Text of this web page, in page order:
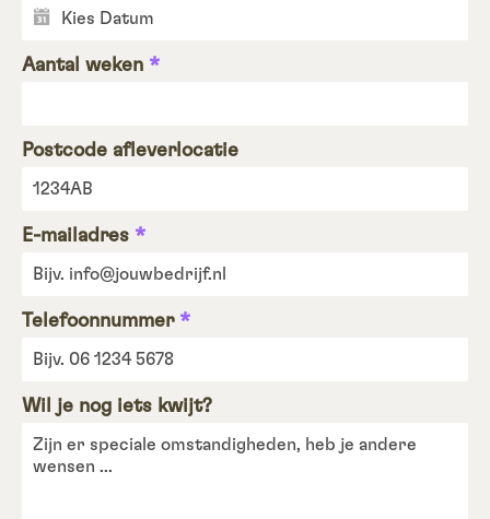
Aantal weken *
Postcode afleverlocatie
E-mailadres *
Telefoonnummer *
Wil je nog iets kwijt?